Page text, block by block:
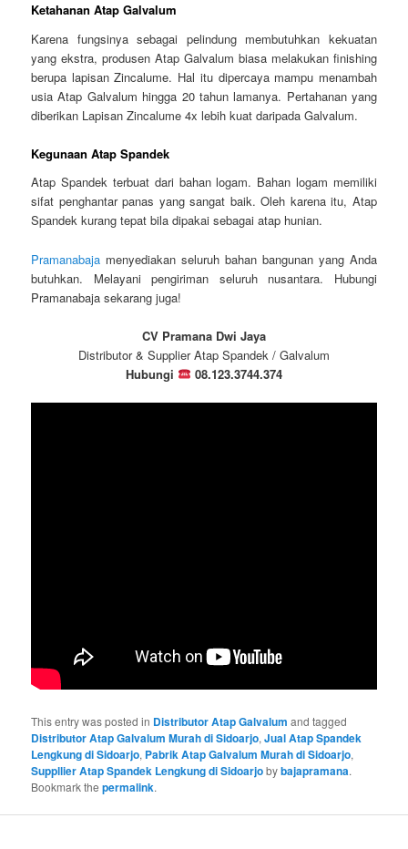
Ketahanan Atap Galvalum
Karena fungsinya sebagai pelindung membutuhkan kekuatan
yang ekstra, produsen Atap Galvalum biasa melakukan finishing
berupa lapisan Zincalume. Hal itu dipercaya mampu menambah
usia Atap Galvalum hingga 20 tahun lamanya. Pertahanan yang
diberikan Lapisan Zincalume 4x lebih kuat daripada Galvalum.
Kegunaan Atap Spandek
Atap Spandek terbuat dari bahan logam. Bahan logam memiliki
sifat penghantar panas yang sangat baik. Oleh karena itu, Atap
Spandek kurang tepat bila dipakai sebagai atap hunian.
Pramanabaja menyediakan seluruh bahan bangunan yang Anda
butuhkan. Melayani pengiriman seluruh nusantara. Hubungi
Pramanabaja sekarang juga!
CV Pramana Dwi Jaya
Distributor & Supplier Atap Spandek / Galvalum
Hubungi
08.123.3744.374
This entry was posted in Distributor Atap Galvalum and tagged
Distributor Atap Galvalum Murah di Sidoarjo,Jual Atap Spandek
Lengkung di Sidoarjo, Pabrik Atap Galvalum Murah di Sidoarjo,
Suppllier Atap Spandek Lengkung di Sidoarjobybajapramana.
Bookmark thepermalink.